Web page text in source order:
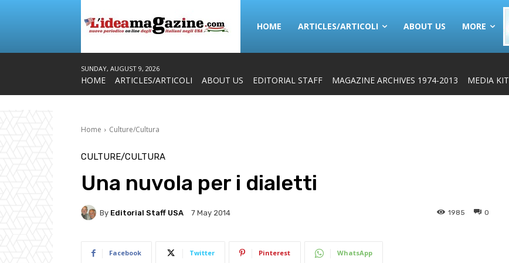
HOME ARTICLES/ARTICOLI ABOUT US MORE
SUNDAY, AUGUST 9, 2026
HOME ARTICLES/ARTICOLI ABOUT US EDITORIAL STAFF MAGAZINE ARCHIVES 1974-2013 MEDIA KIT
Home Culture/Cultura
CULTURE/CULTURA
Una nuvola per i dialetti
By Editorial Staff USA 7 May 2014 0
1985
Facebook Twitter Pinterest WhatsApp